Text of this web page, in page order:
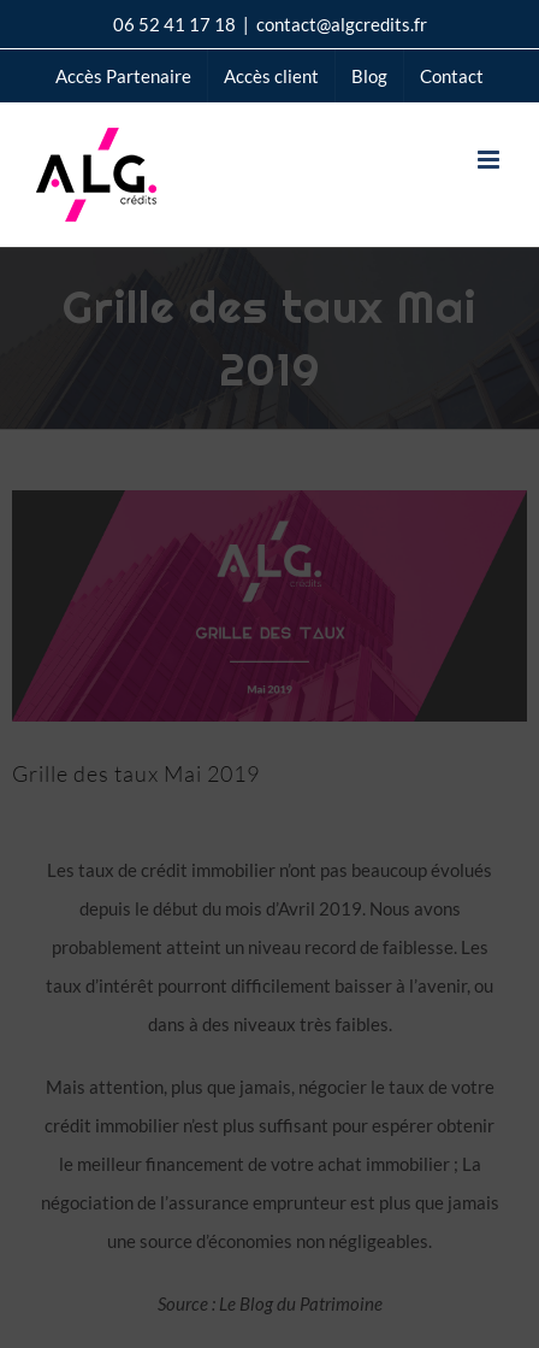
au
06 52 41 17 18 | contact@algcredits.fr
Accès Partenaire Accès client Blog Contact
Grille des taux Mai
2019
agrandie
Grille des taux Mai 2019
Les taux de crédit immobilier n’ont pas beaucoup évolués
depuis le début du mois d’Avril 2019. Nous avons
probablement atteint un niveau record de faiblesse. Les
taux d’intérêt pourront difficilement baisser à l’avenir, ou
dans à des niveaux très faibles.
Mais attention, plus que jamais, négocier le taux de votre
crédit immobilier n’est plus suffisant pour espérer obtenir
le meilleur financement de votre achat immobilier ; La
négociation de l’assurance emprunteur est plus que jamais
une source d’économies non négligeables.
Source : Le Blog du Patrimoine